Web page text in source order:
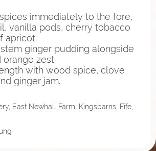
immediately to the fore,
vanilla pods, cherry tobacco
apricot.
ginger pudding alongside
zest.
with wood spice, clove
ginger jam.
East Newhall Farm, Kingsbarns, Fife,